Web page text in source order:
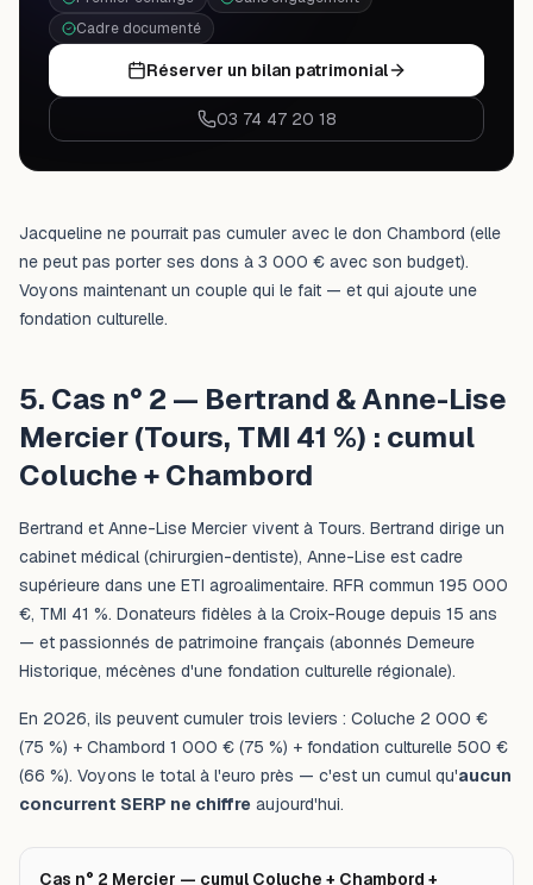
Cadre documenté
Réserver un bilan patrimonial
03 74 47 20 18
Jacqueline ne pourrait pas cumuler avec le don Chambord (elle
ne peut pas porter ses dons à 3 000 € avec son budget).
Voyons maintenant un couple qui le fait — et qui ajoute une
fondation culturelle.
5. Cas n° 2 — Bertrand & Anne-Lise
Mercier (Tours, TMI 41 %) : cumul
Coluche + Chambord
Bertrand et Anne-Lise Mercier vivent à Tours. Bertrand dirige un
cabinet médical (chirurgien-dentiste), Anne-Lise est cadre
supérieure dans une ETI agroalimentaire. RFR commun 195 000
€, TMI 41 %. Donateurs fidèles à la Croix-Rouge depuis 15 ans
— et passionnés de patrimoine français (abonnés Demeure
Historique, mécènes d'une fondation culturelle régionale).
En 2026, ils peuvent cumuler trois leviers : Coluche 2 000 €
(75 %) + Chambord 1 000 € (75 %) + fondation culturelle 500 €
(66 %). Voyons le total à l'euro près — c'est un cumul qu'aucun
concurrent SERP ne chiffre aujourd'hui.
Cas n° 2 Mercier — cumul Coluche + Chambord +